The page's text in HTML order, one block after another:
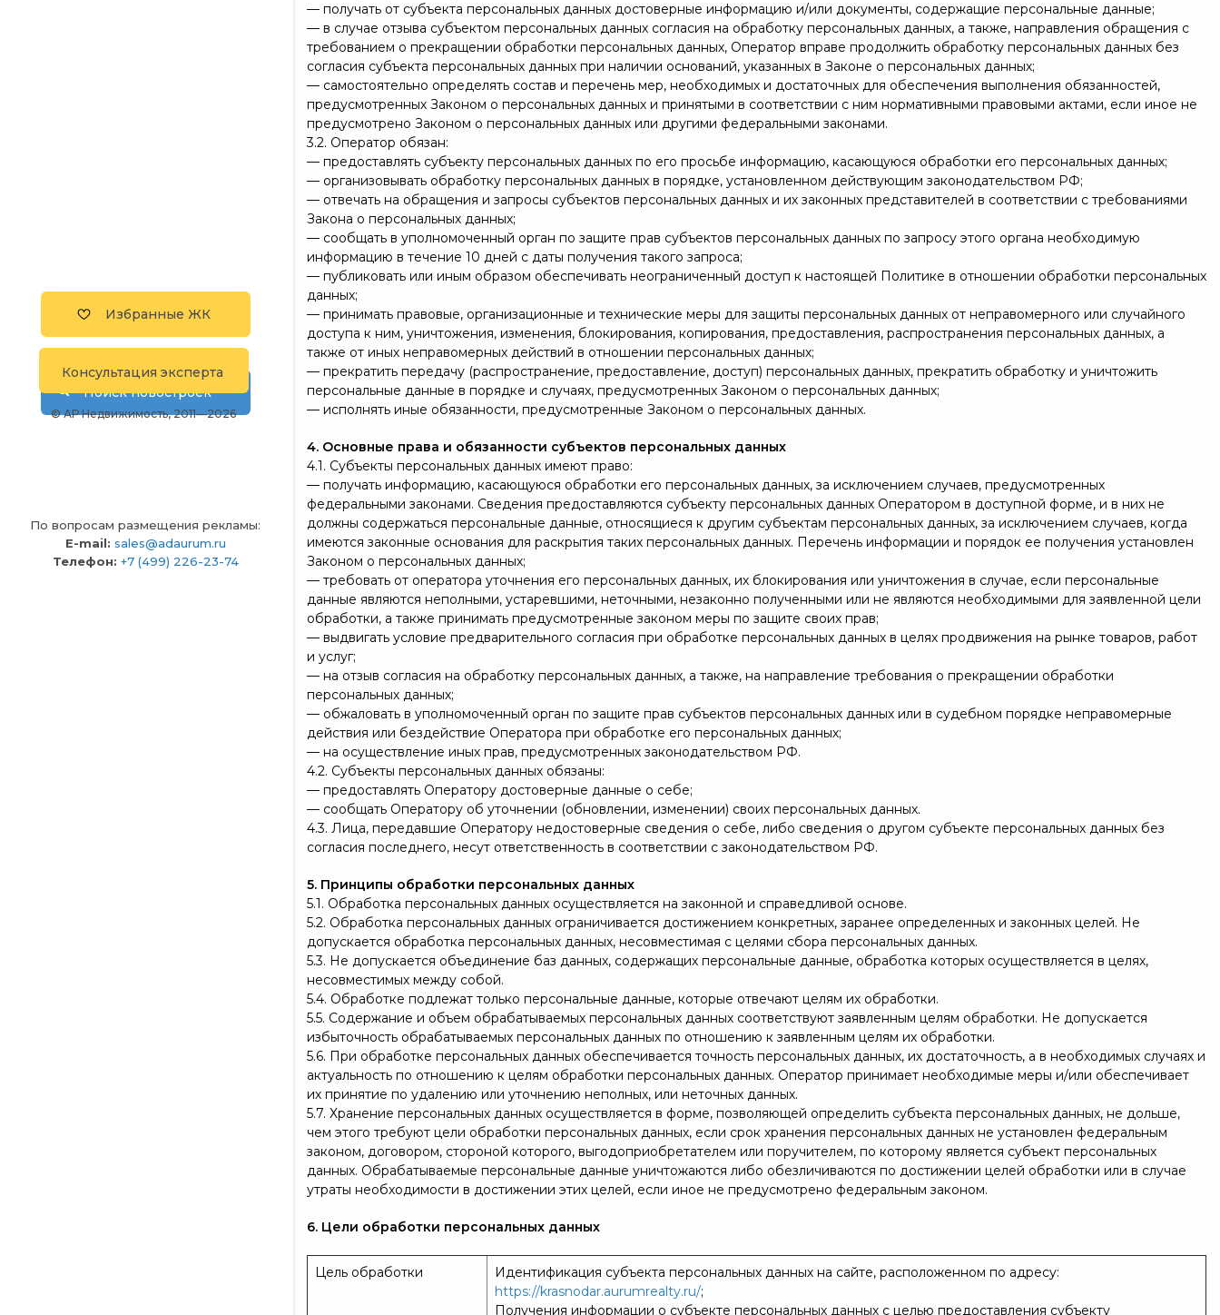
Избранные ЖК
Поиск новостроек
По вопросам размещения рекламы:
E-mail: sales@adaurum.ru
Телефон: +7 (499) 226-23-74
Консультация эксперта
© АР Недвижимость, 2011—2026
— получать от субъекта персональных данных достоверные информацию и/или документы, содержащие персональные данные;
— в случае отзыва субъектом персональных данных согласия на обработку персональных данных, а также, направления обращения с
требованием о прекращении обработки персональных данных, Оператор вправе продолжить обработку персональных данных без
согласия субъекта персональных данных при наличии оснований, указанных в Законе о персональных данных;
— самостоятельно определять состав и перечень мер, необходимых и достаточных для обеспечения выполнения обязанностей,
предусмотренных Законом о персональных данных и принятыми в соответствии с ним нормативными правовыми актами, если иное не
предусмотрено Законом о персональных данных или другими федеральными законами.
3.2. Оператор обязан:
— предоставлять субъекту персональных данных по его просьбе информацию, касающуюся обработки его персональных данных;
— организовывать обработку персональных данных в порядке, установленном действующим законодательством РФ;
— отвечать на обращения и запросы субъектов персональных данных и их законных представителей в соответствии с требованиями
Закона о персональных данных;
— сообщать в уполномоченный орган по защите прав субъектов персональных данных по запросу этого органа необходимую
информацию в течение 10 дней с даты получения такого запроса;
— публиковать или иным образом обеспечивать неограниченный доступ к настоящей Политике в отношении обработки персональных
данных;
— принимать правовые, организационные и технические меры для защиты персональных данных от неправомерного или случайного
доступа к ним, уничтожения, изменения, блокирования, копирования, предоставления, распространения персональных данных, а
также от иных неправомерных действий в отношении персональных данных;
— прекратить передачу (распространение, предоставление, доступ) персональных данных, прекратить обработку и уничтожить
персональные данные в порядке и случаях, предусмотренных Законом о персональных данных;
— исполнять иные обязанности, предусмотренные Законом о персональных данных.
4. Основные права и обязанности субъектов персональных данных
4.1. Субъекты персональных данных имеют право:
— получать информацию, касающуюся обработки его персональных данных, за исключением случаев, предусмотренных
федеральными законами. Сведения предоставляются субъекту персональных данных Оператором в доступной форме, и в них не
должны содержаться персональные данные, относящиеся к другим субъектам персональных данных, за исключением случаев, когда
имеются законные основания для раскрытия таких персональных данных. Перечень информации и порядок ее получения установлен
Законом о персональных данных;
— требовать от оператора уточнения его персональных данных, их блокирования или уничтожения в случае, если персональные
данные являются неполными, устаревшими, неточными, незаконно полученными или не являются необходимыми для заявленной цели
обработки, а также принимать предусмотренные законом меры по защите своих прав;
— выдвигать условие предварительного согласия при обработке персональных данных в целях продвижения на рынке товаров, работ
и услуг;
— на отзыв согласия на обработку персональных данных, а также, на направление требования о прекращении обработки
персональных данных;
— обжаловать в уполномоченный орган по защите прав субъектов персональных данных или в судебном порядке неправомерные
действия или бездействие Оператора при обработке его персональных данных;
— на осуществление иных прав, предусмотренных законодательством РФ.
4.2. Субъекты персональных данных обязаны:
— предоставлять Оператору достоверные данные о себе;
— сообщать Оператору об уточнении (обновлении, изменении) своих персональных данных.
4.3. Лица, передавшие Оператору недостоверные сведения о себе, либо сведения о другом субъекте персональных данных без
согласия последнего, несут ответственность в соответствии с законодательством РФ.
5. Принципы обработки персональных данных
5.1. Обработка персональных данных осуществляется на законной и справедливой основе.
5.2. Обработка персональных данных ограничивается достижением конкретных, заранее определенных и законных целей. Не
допускается обработка персональных данных, несовместимая с целями сбора персональных данных.
5.3. Не допускается объединение баз данных, содержащих персональные данные, обработка которых осуществляется в целях,
несовместимых между собой.
5.4. Обработке подлежат только персональные данные, которые отвечают целям их обработки.
5.5. Содержание и объем обрабатываемых персональных данных соответствуют заявленным целям обработки. Не допускается
избыточность обрабатываемых персональных данных по отношению к заявленным целям их обработки.
5.6. При обработке персональных данных обеспечивается точность персональных данных, их достаточность, а в необходимых случаях и
актуальность по отношению к целям обработки персональных данных. Оператор принимает необходимые меры и/или обеспечивает
их принятие по удалению или уточнению неполных, или неточных данных.
5.7. Хранение персональных данных осуществляется в форме, позволяющей определить субъекта персональных данных, не дольше,
чем этого требуют цели обработки персональных данных, если срок хранения персональных данных не установлен федеральным
законом, договором, стороной которого, выгодоприобретателем или поручителем, по которому является субъект персональных
данных. Обрабатываемые персональные данные уничтожаются либо обезличиваются по достижении целей обработки или в случае
утраты необходимости в достижении этих целей, если иное не предусмотрено федеральным законом.
6. Цели обработки персональных данных
Цель обработки
Идентификация субъекта персональных данных на сайте, расположенном по адресу:
https://krasnodar.aurumrealty.ru/;
Получения информации о субъекте персональных данных с целью предоставления субъекту